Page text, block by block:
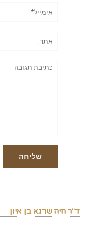
ד"ר חיה שרגא בן איון